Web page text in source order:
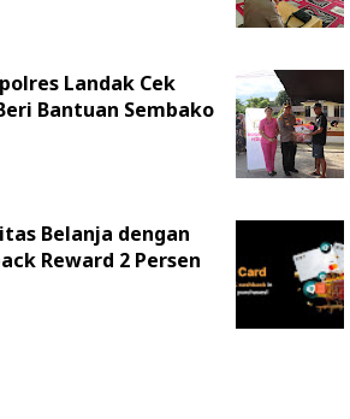
Landak Cek
Bantuan Sembako
Belanja dengan
Reward 2 Persen